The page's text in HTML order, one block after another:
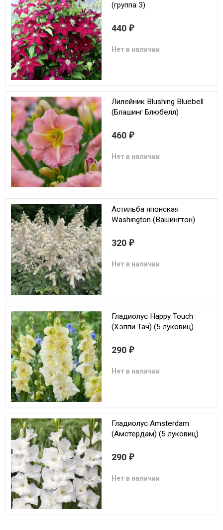
(группа 3)
440 ₽
Нет в наличии
Лилейник Blushing Bluebell
(Блашинг Блюбелл)
460 ₽
Нет в наличии
Астильба японская
Washington (Вашингтон)
320 ₽
Нет в наличии
Гладиолус Happy Touch
(Хэппи Тач) (5 луковиц)
290 ₽
Нет в наличии
Гладиолус Amsterdam
(Амстердам) (5 луковиц)
290 ₽
Нет в наличии